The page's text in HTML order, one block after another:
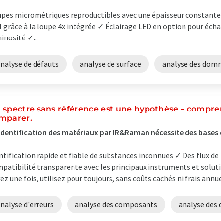
micrométriques reproductibles avec une épaisseur
grâce à la loupe 4x intégrée ✓ Éclairage LED en option pour
✓...
de défauts analyse de surface analyse des
spectre sans référence est une hypothèse –
des matériaux par IR&Raman nécessite des
rapide et fiable de substances inconnues ✓ Des flux de
transparente avec les principaux instruments et
une fois, utilisez pour toujours, sans coûts cachés ni frais
d'erreurs analyse des composants analyse des